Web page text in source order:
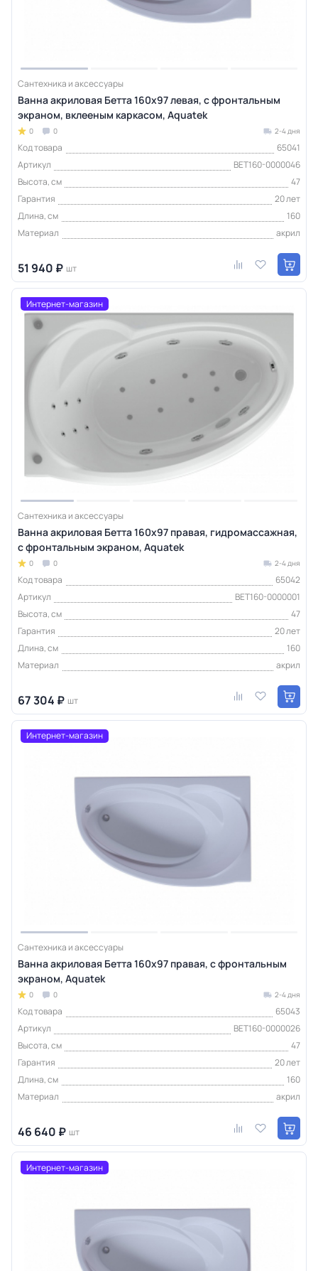
Сантехника и аксессуары
Ванна акриловая Бетта 160х97 левая, с фронтальным
экраном, вклееным каркасом, Aquatek
0 0 2-4 дня
Код товара
65041
Артикул
BET160-0000046
Высота, см
47
Гарантия
20 лет
Длина, см
160
Материал
акрил
51 940 ₽ шт
Интернет-магазин
Сантехника и аксессуары
Ванна акриловая Бетта 160х97 правая, гидромассажная,
с фронтальным экраном, Aquatek
0 0 2-4 дня
Код товара
65042
Артикул
BET160-0000001
Высота, см
47
Гарантия
20 лет
Длина, см
160
Материал
акрил
67 304 ₽ шт
Интернет-магазин
Сантехника и аксессуары
Ванна акриловая Бетта 160х97 правая, с фронтальным
экраном, Aquatek
0 0 2-4 дня
Код товара
65043
Артикул
BET160-0000026
Высота, см
47
Гарантия
20 лет
Длина, см
160
Материал
акрил
46 640 ₽ шт
Интернет-магазин